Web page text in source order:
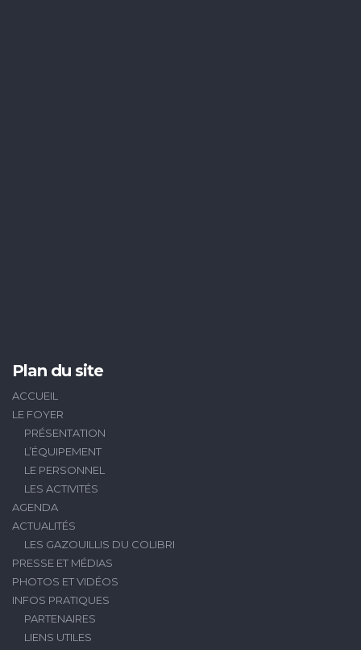
Plan du site
ACCUEIL
LE FOYER
PRÉSENTATION
L’ÉQUIPEMENT
LE PERSONNEL
LES ACTIVITÉS
AGENDA
ACTUALITÉS
LES GAZOUILLIS DU COLIBRI
PRESSE ET MÉDIAS
PHOTOS ET VIDÉOS
INFOS PRATIQUES
PARTENAIRES
LIENS UTILES